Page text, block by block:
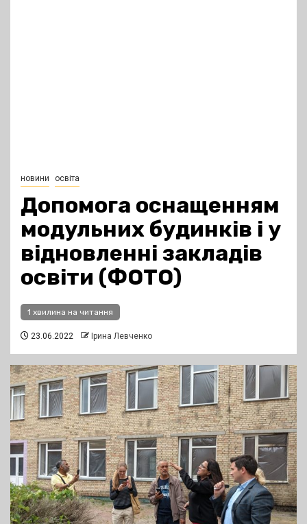
новини освіта
Допомога оснащенням
модульних будинків і у
відновленні закладів
освіти (ФОТО)
1 хвилина на читання
23.06.2022 Ірина Левченко